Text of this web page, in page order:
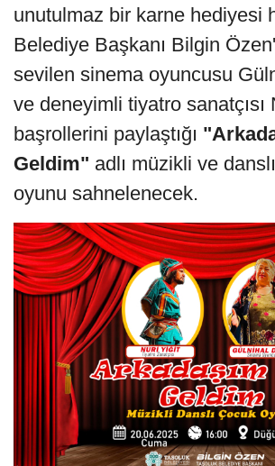
unutulmaz bir karne hediyesi
Belediye Başkanı Bilgin
sevilen sinema oyuncusu
ve deneyimli tiyatro sanatçısı
başrollerini paylaştığı
Geldim" adlı müzikli ve
oyunu sahnelenecek.